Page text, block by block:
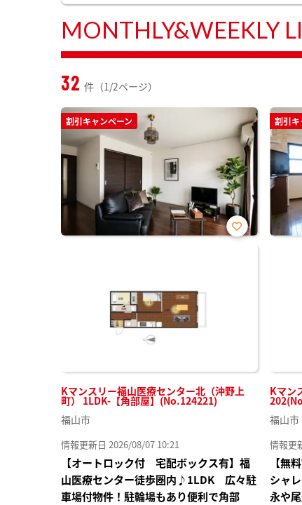
MONTHLY&WEEKLY
32 件（1/2ページ）
割引キャンペーン
Kマンスリー福山医療センター北（沖野上
町） 1LDK-【角部屋】(No.124221)
お気
福山市
情報更新日 2026/08/07 10:21
【オートロック付 宅配ボックス有】福
山医療センター徒歩圏内♪1LDK 広々駐
車場付物件！駐輪場もあり便利で角部
割引
Kマン
福山市
情報更
【無
シャ
永や